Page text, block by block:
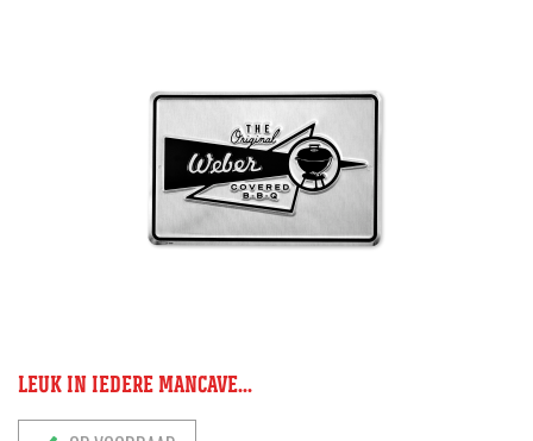
LEUK IN IEDERE MANCAVE...